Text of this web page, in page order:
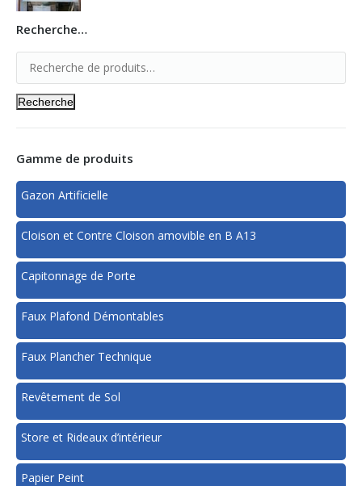
Recherche…
Recherche
Gamme de produits
Gazon Artificielle
Cloison et Contre Cloison amovible en B A13
Capitonnage de Porte
Faux Plafond Démontables
Faux Plancher Technique
Revêtement de Sol
Store et Rideaux d’intérieur
Papier Peint